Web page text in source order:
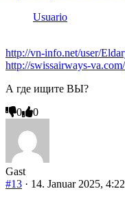
Usuario
http://vn-info.net/user/
http://swissairways-
А где ищите ВЫ?
Anklicken
für
Daumen
nach
unten.
0
Anklicken
für
Daumen
nach
oben.
0
Gast
#13 · 14. Januar 2025, 4:22